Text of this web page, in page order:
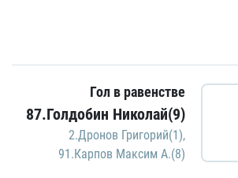
Гол в равенстве
87.Голдобин Николай(9)
2.Дронов Григорий(1),
91.Карпов Максим А.(8)